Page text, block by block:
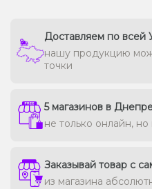
Доставляем по всей
нашу продукцию
точки
5 магазинов в
не только онлайн,
Заказывай товар с
из магазина